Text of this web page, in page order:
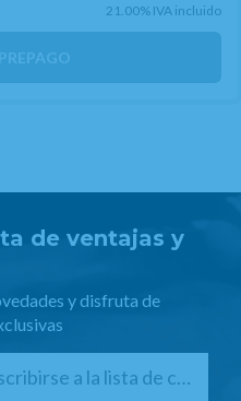
21.00% IVA incluido
de ventajas y
y disfruta de